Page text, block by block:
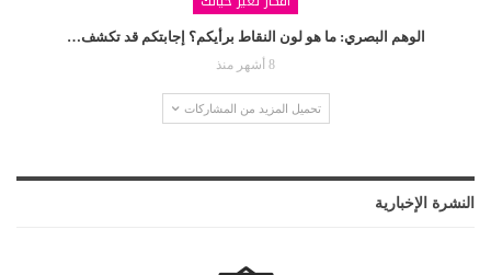
الوهم البصري: ما هو لون النقاط برأيكم؟ إجابتكم قد تكشف…
8 أشهر منذ
تحميل المزيد من المشاركات
النشرة الإخبارية